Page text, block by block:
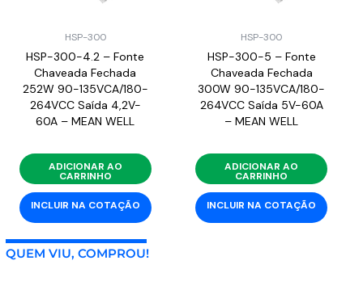
HSP-300
HSP-300-4.2 – Fonte
Chaveada Fechada
252W 90-135VCA/180-
264VCC Saída 4,2V-
60A – MEAN WELL
ADICIONAR AO
CARRINHO
INCLUIR NA COTAÇÃO
HSP-300
HSP-300-5 – Fonte
Chaveada Fechada
300W 90-135VCA/180-
264VCC Saída 5V-60A
– MEAN WELL
ADICIONAR AO
CARRINHO
INCLUIR NA COTAÇÃO
QUEM VIU, COMPROU!